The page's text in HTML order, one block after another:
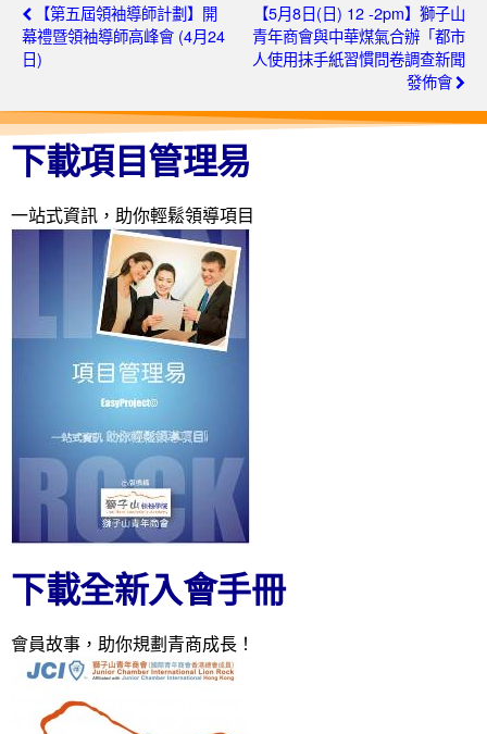
【第五屆領袖導師計劃】開
幕禮暨領袖導師高峰會 (4月24
日)
【5月8日(日) 12 -2pm】獅子山
青年商會與中華煤氣合辦「​都市
人使用抹手紙習慣問卷調查新聞
發佈會
下載項目管理易
一站式資訊，助你輕鬆領導項目
下載全新入會手冊
會員故事，助你規劃青商成長！